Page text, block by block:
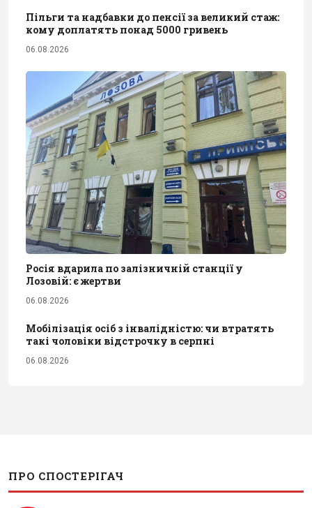
Пільги та надбавки до пенсії за великий стаж:
кому доплатять понад 5000 гривень
06.08.2026
Росія вдарила по залізничній станції у
Лозовій: є жертви
06.08.2026
Мобілізація осіб з інвалідністю: чи втратять
такі чоловіки відстрочку в серпні
06.08.2026
ПРО СПОСТЕРІГАЧ